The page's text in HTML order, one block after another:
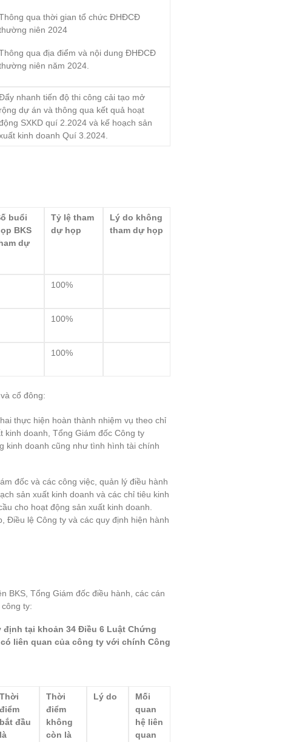
qua thời gian tổ chức ĐHĐCĐ
niên 2024
qua địa điểm và nội dung ĐHĐCĐ
niên năm 2024.
nhanh tiến độ thi công cải tạo mở
rộng dự án và thông qua kết quả hoạt
SXKD quí 2.2024 và kế hoạch sản
kinh doanh Quí 3.2024.
buổi
BKS
dự
Tỷ lệ tham
dự họp
Lý do không
tham dự họp
100%
100%
100%
cổ đông:
thực hiện hoàn thành nhiệm vụ theo chỉ
kinh doanh, Tổng Giám đốc Công ty
kinh doanh cũng như tình hình tài chính
đốc và các công việc, quản lý điều hành
sản xuất kinh doanh và các chỉ tiêu kinh
cho hoạt động sản xuất kinh doanh.
Điều lệ Công ty và các quy định hiện hành
BKS, Tổng Giám đốc điều hành, các cán
ty:
tại khoản 34 Điều 6 Luật Chứng
liên quan của công ty với chính Công
Thời
điểm
bắt đầu
là
Thời
điểm
không
còn là
Lý do
Mối
quan
hệ liên
quan